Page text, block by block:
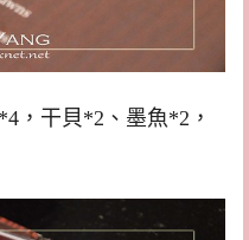
，干貝*2、墨魚*2，